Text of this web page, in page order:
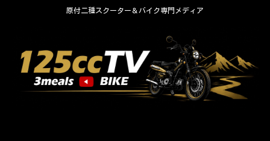
原付二種スクーター＆バイク専門メディア